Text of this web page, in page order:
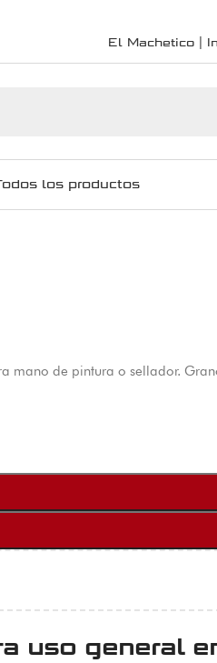
El Machetico |
los productos
mano de pintura o sellador.
uso general